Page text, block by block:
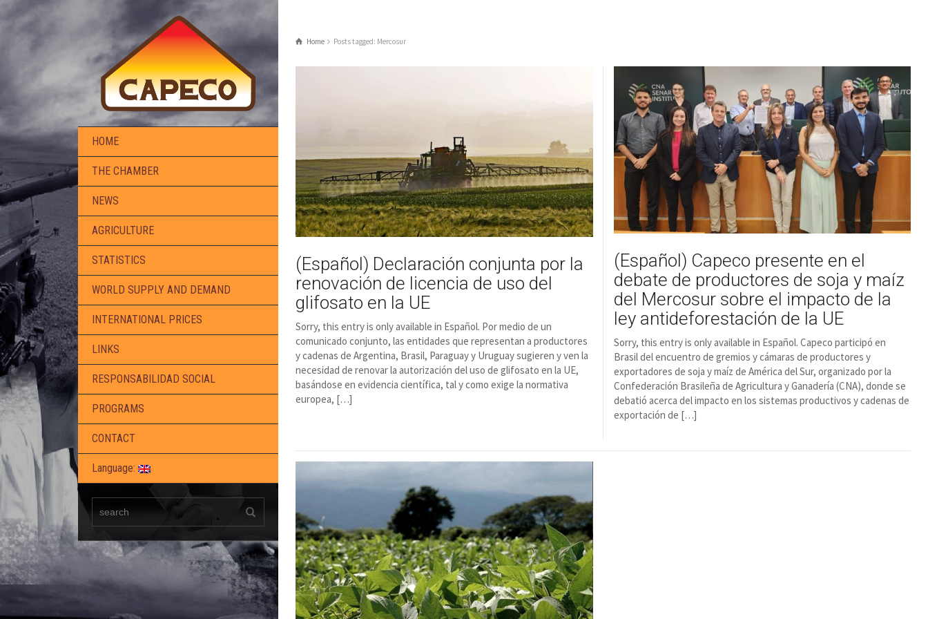
HOME
THE CHAMBER
NEWS
AGRICULTURE
STATISTICS
WORLD SUPPLY AND DEMAND
INTERNATIONAL PRICES
LINKS
RESPONSABILIDAD SOCIAL
PROGRAMS
CONTACT
Language:
Home Posts tagged: Mercosur
(Español) Declaración conjunta por la
renovación de licencia de uso del
glifosato en la UE
Sorry, this entry is only available in Español. Por medio de un
comunicado conjunto, las entidades que representan a productores
y cadenas de Argentina, Brasil, Paraguay y Uruguay sugieren y ven la
necesidad de renovar la autorización del uso de glifosato en la UE,
basándose en evidencia científica, tal y como exige la normativa
europea, […]
(Español) Capeco presente en el
debate de productores de soja y maíz
del Mercosur sobre el impacto de la
ley antideforestación de la UE
Sorry, this entry is only available in Español. Capeco participó en
Brasil del encuentro de gremios y cámaras de productores y
exportadores de soja y maíz de América del Sur, organizado por la
Confederación Brasileña de Agricultura y Ganadería (CNA), donde se
debatió acerca del impacto en los sistemas productivos y cadenas de
exportación de […]